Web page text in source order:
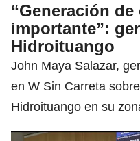
“Generación
importante”:
Hidroituango
John Maya Salazar,
en W Sin Carreta
Hidroituango en su